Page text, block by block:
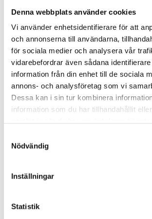
Denna webbplats använder cookies
Vi använder enhetsidentifierare för att
och annonserna till användarna,
för sociala medier och analysera vår
vidarebefordrar även sådana
information från din enhet till de sociala
annons- och analysföretag som vi
Dessa kan i sin tur kombinera
information som du har tillhandahållit
Nödvändig
Inställningar
Statistik
TypeError:
function at
https://webshop.pressbyran.se/_next/
b1763451a2186f9e.js:1:11050 at
(<anonymous>) at K
(https://webshop.pressbyran.se/_next/
b1763451a2186f9e.js:1:10836) at lk
(https://webshop.pressbyran.se/_next/
b241200379730ac0.js:1:129835) at i
(https://webshop.pressbyran.se/_next/
(https://webshop.pressbyran.se/_next/
https://webshop.pressbyran.se/_next/
b241200379730ac0.js:1:167872 at uI
(https://webshop.pressbyran.se/_next/
b241200379730ac0.js:1:167879) at uE
(https://webshop.pressbyran.se/_next/